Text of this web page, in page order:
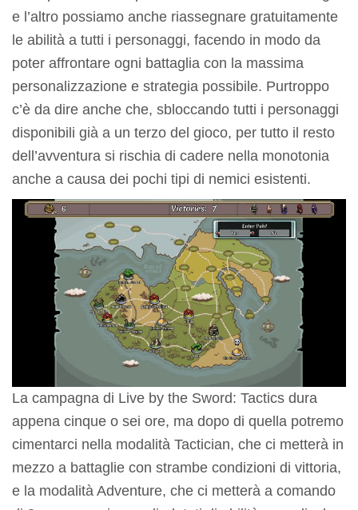
e l’altro possiamo anche riassegnare gratuitamente
le abilità a tutti i personaggi, facendo in modo da
poter affrontare ogni battaglia con la massima
personalizzazione e strategia possibile. Purtroppo
c’è da dire anche che, sbloccando tutti i personaggi
disponibili già a un terzo del gioco, per tutto il resto
dell’avventura si rischia di cadere nella monotonia
anche a causa dei pochi tipi di nemici esistenti.
La campagna di Live by the Sword: Tactics dura
appena cinque o sei ore, ma dopo di quella potremo
cimentarci nella modalità Tactician, che ci metterà in
mezzo a battaglie con strambe condizioni di vittoria,
e la modalità Adventure, che ci metterà a comando